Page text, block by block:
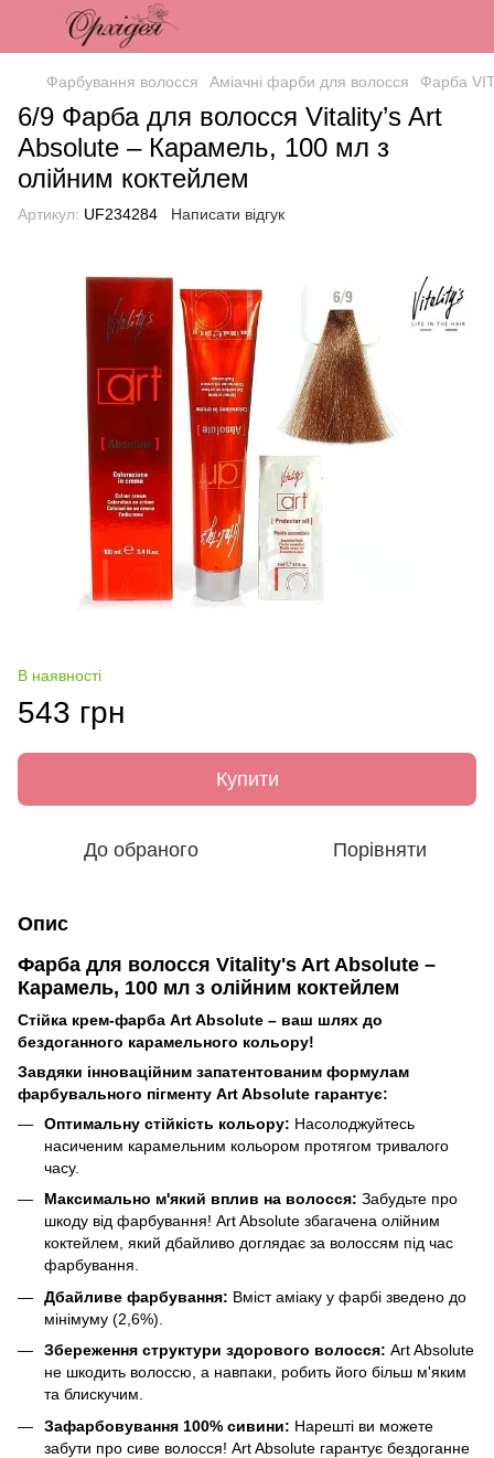
Фарбування волосся Аміачні фарби для волосся Фарба
6/9 Фарба для волосся Vitality’s Art
Absolute – Карамель, 100 мл з
олійним коктейлем
Артикул: UF234284 Написати відгук
В наявності
543 грн
Купити
До обраного Порівняти
Опис
Фарба для волосся Vitality's Art Absolute –
Карамель, 100 мл з олійним коктейлем
Стійка крем-фарба Art Absolute – ваш шлях до
бездоганного карамельного кольору!
Завдяки інноваційним запатентованим формулам
фарбувального пігменту Art Absolute гарантує:
Оптимальну стійкість кольору: Насолоджуйтесь
насиченим карамельним кольором протягом тривалого
часу.
Максимально м'який вплив на волосся: Забудьте про
шкоду від фарбування! Art Absolute збагачена олійним
коктейлем, який дбайливо доглядає за волоссям під час
фарбування.
Дбайливе фарбування: Вміст аміаку у фарбі зведено до
мінімуму (2,6%).
Збереження структури здорового волосся: Art Absolute
не шкодить волоссю, а навпаки, робить його більш м'яким
та блискучим.
Зафарбовування 100% сивини: Нарешті ви можете
забути про сиве волосся! Art Absolute гарантує бездоганне